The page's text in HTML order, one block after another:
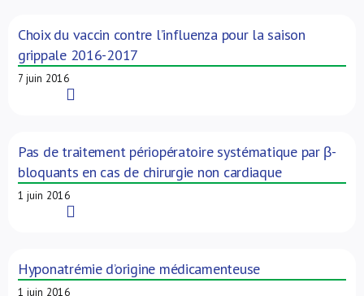
Choix du vaccin contre l’influenza pour la saison
grippale 2016-2017
7 juin 2016
Pas de traitement périopératoire systématique par β-
bloquants en cas de chirurgie non cardiaque
1 juin 2016
Hyponatrémie d’origine médicamenteuse
1 juin 2016